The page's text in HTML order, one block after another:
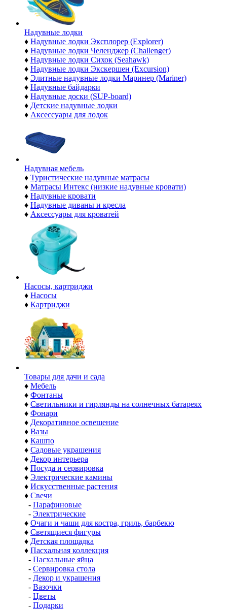
Надувные лодки
♦ Надувные лодки Эксплорер (Explorer)
♦ Надувные лодки Челенджер (Challenger)
♦ Надувные лодки Сихок (Seahawk)
♦ Надувные лодки Экскершен (Excursion)
♦ Элитные надувные лодки Маринер (Mariner)
♦ Надувные байдарки
♦ Надувные доски (SUP-board)
♦ Детские надувные лодки
♦ Аксессуары для лодок
Надувная мебель
♦ Туристические надувные матрасы
♦ Матрасы Интекс (низкие надувные кровати)
♦ Надувные кровати
♦ Надувные диваны и кресла
♦ Аксессуары для кроватей
Насосы, картриджи
♦ Насосы
♦ Картриджи
Товары для дачи и сада
♦ Мебель
♦ Фонтаны
♦ Светильники и гирлянды на солнечных батареях
♦ Фонари
♦ Декоративное освещение
♦ Вазы
♦ Кашпо
♦ Садовые украшения
♦ Декор интерьера
♦ Посуда и сервировка
♦ Электрические камины
♦ Искусственные растения
♦ Свечи
- Парафиновые
- Электрические
♦ Очаги и чаши для костра, гриль, барбекю
♦ Светящиеся фигуры
♦ Детская площадка
♦ Пасхальная коллекция
- Пасхальные яйца
- Сервировка стола
- Декор и украшения
- Вазочки
- Цветы
- Подарки